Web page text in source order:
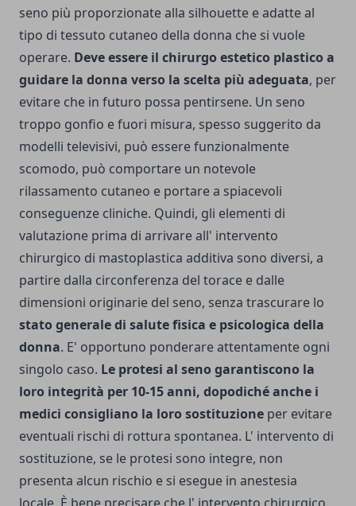
seno più proporzionate alla silhouette e adatte al
tipo di tessuto cutaneo della donna che si vuole
operare. Deve essere il chirurgo estetico plastico a
guidare la donna verso la scelta più adeguata, per
evitare che in futuro possa pentirsene. Un seno
troppo gonfio e fuori misura, spesso suggerito da
modelli televisivi, può essere funzionalmente
scomodo, può comportare un notevole
rilassamento cutaneo e portare a spiacevoli
conseguenze cliniche. Quindi, gli elementi di
valutazione prima di arrivare all' intervento
chirurgico di mastoplastica additiva sono diversi, a
partire dalla circonferenza del torace e dalle
dimensioni originarie del seno, senza trascurare lo
stato generale di salute fisica e psicologica della
donna. E' opportuno ponderare attentamente ogni
singolo caso. Le protesi al seno garantiscono la
loro integrità per 10-15 anni, dopodiché anche i
medici consigliano la loro sostituzione per evitare
eventuali rischi di rottura spontanea. L' intervento di
sostituzione, se le protesi sono integre, non
presenta alcun rischio e si esegue in anestesia
locale. È bene precisare che l' intervento chirurgico